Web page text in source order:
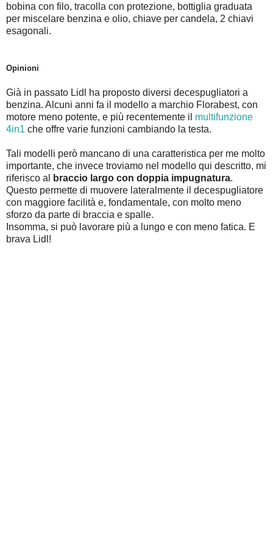
bobina con filo, tracolla con protezione, bottiglia graduata
per miscelare benzina e olio, chiave per candela, 2 chiavi
esagonali.
Opinioni
Già in passato Lidl ha proposto diversi decespugliatori a
benzina. Alcuni anni fa il modello a marchio Florabest, con
motore meno potente, e più recentemente il multifunzione
4in1 che offre varie funzioni cambiando la testa.
Tali modelli però mancano di una caratteristica per me molto
importante, che invece troviamo nel modello qui descritto, mi
riferisco al
braccio largo con doppia impugnatura.
Questo permette di muovere lateralmente il decespugliatore
con maggiore facilità e, fondamentale, con molto meno
sforzo da parte di braccia e spalle.
Insomma, si può lavorare più a lungo e con meno fatica. E
brava Lidl!